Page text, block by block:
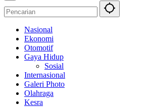
Nasional
Ekonomi
Otomotif
Gaya Hidup
Sosial
Internasional
Galeri Photo
Olahraga
Kesra